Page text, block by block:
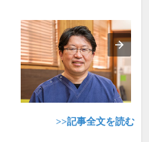
>>記事全文を読む